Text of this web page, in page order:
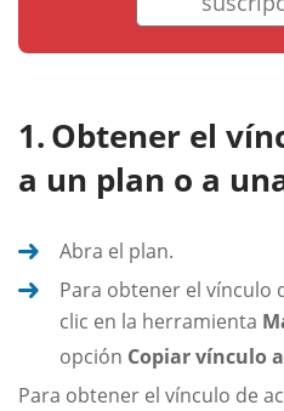
Obtener el
a un plan o a
Abra el plan.
Para obtener el vínculo
clic en la herramienta
opción Copiar vínculo
Para obtener el vínculo de